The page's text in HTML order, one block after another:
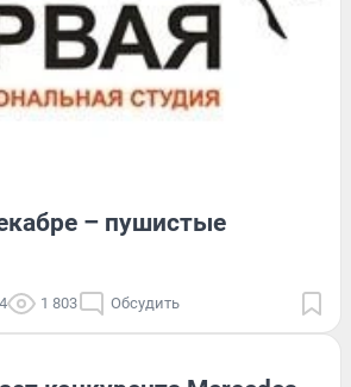
– пушистые
1 803 Обсудить